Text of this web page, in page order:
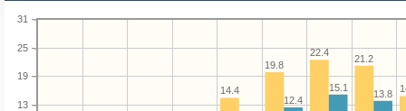
13
19
25
31
21.2
22.4
19.8
14.4 13.8
15.1
12.4